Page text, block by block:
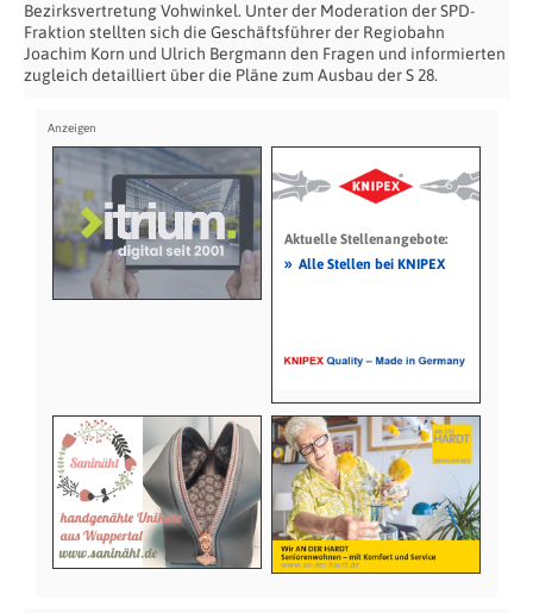
Bezirksvertretung Vohwinkel. Unter der Moderation der SPD-
Fraktion stellten sich die Geschäftsführer der Regiobahn
Joachim Korn und Ulrich Bergmann den Fragen und informierten
zugleich detailliert über die Pläne zum Ausbau der S 28.
Aktuelle Stellenangebote:
» Alle Stellen bei KNIPEX